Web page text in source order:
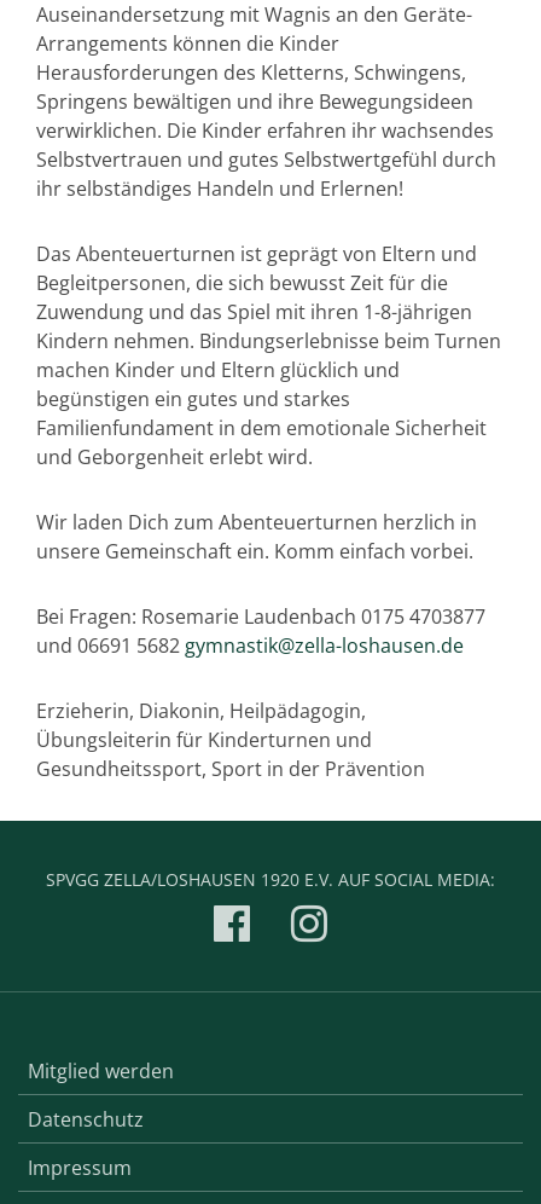
Auseinandersetzung mit Wagnis an den Geräte-
Arrangements können die Kinder
Herausforderungen des Kletterns, Schwingens,
Springens bewältigen und ihre Bewegungsideen
verwirklichen. Die Kinder erfahren ihr wachsendes
Selbstvertrauen und gutes Selbstwertgefühl durch
ihr selbständiges Handeln und Erlernen!
Das Abenteuerturnen ist geprägt von Eltern und
Begleitpersonen, die sich bewusst Zeit für die
Zuwendung und das Spiel mit ihren 1-8-jährigen
Kindern nehmen. Bindungserlebnisse beim Turnen
machen Kinder und Eltern glücklich und
begünstigen ein gutes und starkes
Familienfundament in dem emotionale Sicherheit
und Geborgenheit erlebt wird.
Wir laden Dich zum Abenteuerturnen herzlich in
unsere Gemeinschaft ein. Komm einfach vorbei.
Bei Fragen: Rosemarie Laudenbach 0175 4703877
und 06691 5682 gymnastik@zella-loshausen.de
Erzieherin, Diakonin, Heilpädagogin,
Übungsleiterin für Kinderturnen und
Gesundheitssport, Sport in der Prävention
SPVGG ZELLA/LOSHAUSEN 1920 E.V. AUF SOCIAL MEDIA:
Mitglied werden
Datenschutz
Impressum